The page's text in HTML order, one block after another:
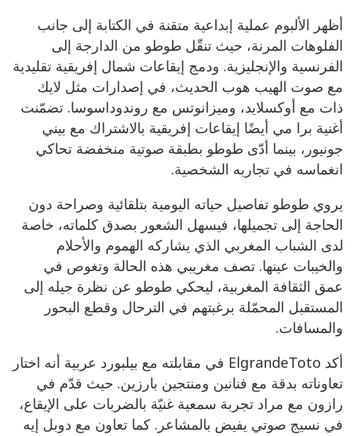
أظهر الألبوم عملية إبداعية متقنة في الكتابة إلى جانب
الفلوهات المرنة، حيث تنقّل طوطو من الدارجة إلى
الفرنسية والإنجليزية. ودمج إيقاعات شمال إفريقية تقليدية
مع صوت الهيب هوب الحديث، في إصدارات مثل لايك
ذات مع أوكسلايد، وميزانوتس مع روندوداسوسا. تضمّنت
أغنية برا مي أيضًا إيقاعات إفريقية بالاشتراك مع بيني
جونيور، بينما أدّى طوطو بطبقة صوتية منخفضة تحاكي
انغماسه في تجاربه الشخصية.
يروي طوطو تفاصيل حياته اليومية بتلقائية وصراحة دون
الحاجة إلى تجميلها، فيسهل الشعور بصدق كلماته، خاصة
لدى الشباب المغربي الذي يشاركه الهموم والأحلام
والخيبات عينها. تصف مغريبي هذه الحالة وتغوص في
عمق الثقافة المغربية، ليحكي طوطو عن نظرة جيله إلى
المستقبل المحمّلة برغبتهم في الترحال وقطع البحور
والمسافات.
أكد ElgrandeToto في مقابلته مع بيلبورد عربية أنه اختار
تعاوناته بدقة مع فنانين ومنتجين بارزين. حيث قدّم في
رازون مع مراد تجربة سمعية غنيّة بالضربات على الإيقاع،
في نسيج صوتي يفيض بالمشاعر. كما تعاون مع دوبل إيه